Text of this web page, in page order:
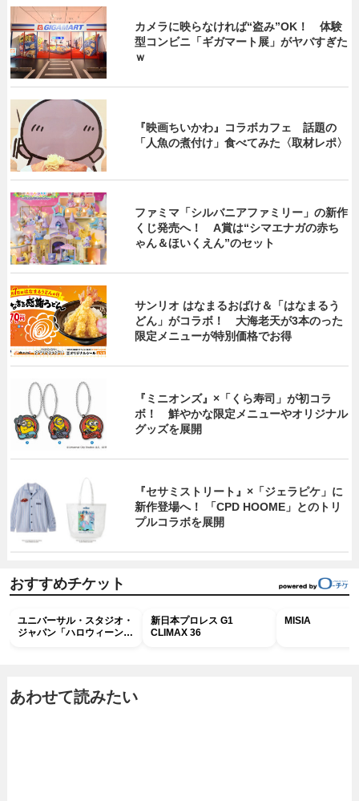
カメラに映らなければ“盗み”OK！ 体験
型コンビニ「ギガマート展」がヤバすぎた
ｗ
『映画ちいかわ』コラボカフェ 話題の
「人魚の煮付け」食べてみた〈取材レポ〉
ファミマ「シルバニアファミリー」の新作
くじ発売へ！ A賞は“シマエナガの赤ち
ゃん＆ほいくえん”のセット
サンリオ はなまるおばけ＆「はなまるう
どん」がコラボ！ 大海老天が3本のった
限定メニューが特別価格でお得
『ミニオンズ』×「くら寿司」が初コラ
ボ！ 鮮やかな限定メニューやオリジナル
グッズを展開
『セサミストリート』×「ジェラピケ」に
新作登場へ！ 「CPD HOOME」とのトリ
プルコラボを展開
おすすめチケット
ユニバーサル・スタジオ・
ジャパン「ハロウィーン・
新日本プロレス G1
CLIMAX 36
MISIA
あわせて読みたい